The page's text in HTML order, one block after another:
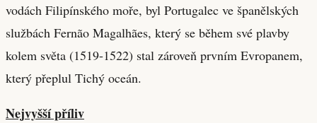
vodách Filipínského moře, byl Portugalec ve španělských
službách Fernão Magalhães, který se během své plavby
kolem světa (1519-1522) stal zároveň prvním Evropanem,
který přeplul Tichý oceán.
Nejvyšší příliv